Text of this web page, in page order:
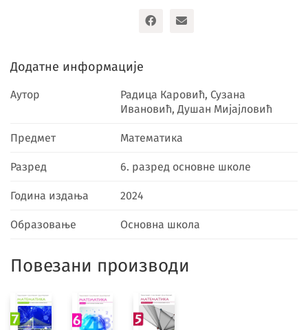
Додатне информације
Аутор
Радица Каровић, Сузана
Ивановић, Душан Мијајловић
Предмет Математика
Разред 6. разред основне школе
Година издања 2024
Образовање Основна школа
Повезани производи